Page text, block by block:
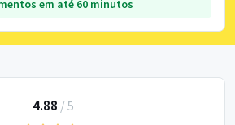
em até 60 minutos
4.88 / 5